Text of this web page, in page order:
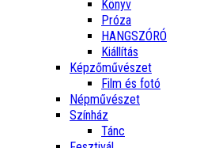
Könyv
Próza
HANGSZÓRÓ
Kiállítás
Képzőművészet
Film és fotó
Népművészet
Színház
Tánc